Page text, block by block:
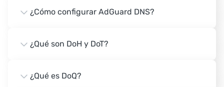
¿Cómo configurar AdGuard DNS?
¿Qué son DoH y DoT?
¿Qué es DoQ?